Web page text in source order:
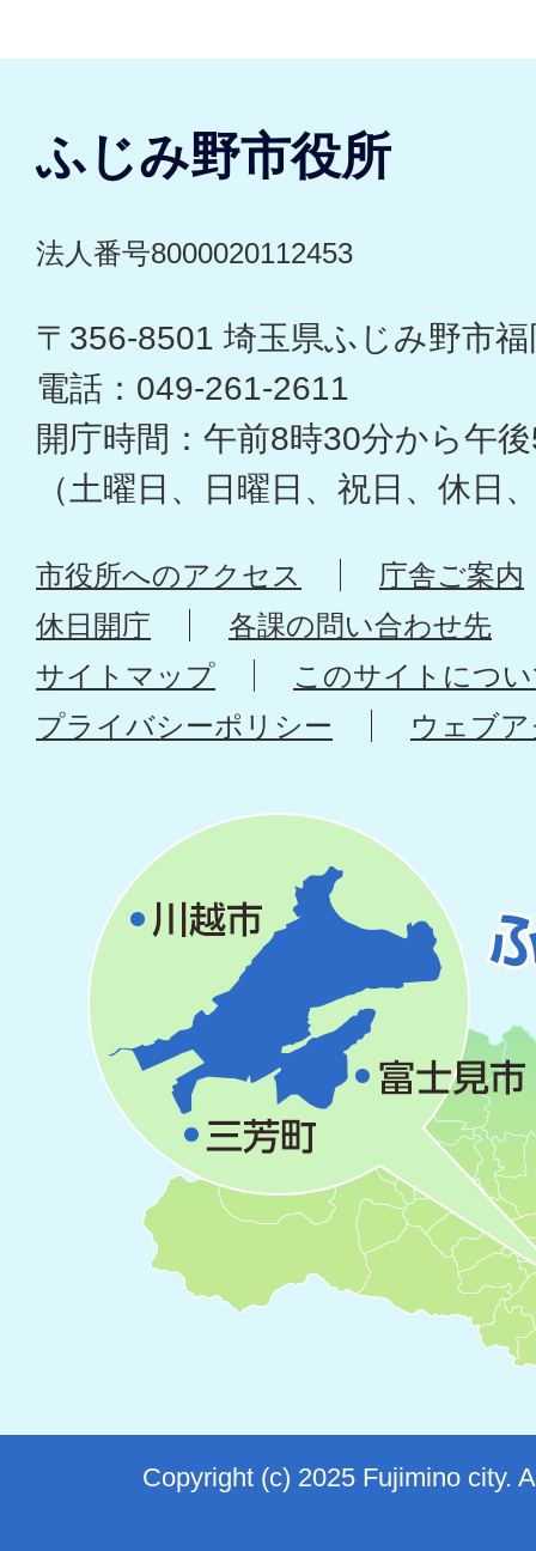
ふじみ野市役所
法人番号8000020112453
〒356-8501 埼玉県ふじみ野市
電話：049-261-2611
開庁時間：午前8時30分から午
（土曜日、日曜日、祝日、休日
市役所へのアクセス
庁舎ご案内
休日開庁
各課の問い合わせ先
サイトマップ
このサイトにつ
プライバシーポリシー
ウェブ
Copyright (c) 2025 Fujimino city.